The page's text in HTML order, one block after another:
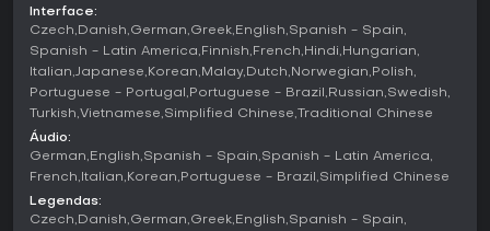
estilos de jogo exclusivos, incentivando abordagens
diferentes para expansão e combate. As batalhas exigem
posicionamento de infantaria, cavalaria, arqueiros e
equipamentos de cerco, com adaptação ao terreno e à
composição inimiga. O combate naval entra em cena
quando os mapas incluem cursos d'água, exigindo
No modo single-player, uma campanha com foco narrativo
guia os novatos por objetivos e mecânicas. Tutoriais
completos explicam desde o reconhecimento até a gestão
econômica e os contra-ataques entre unidades. Jogadores
Interface:
Czech Danish German Greek English Spanish - Spain
Spanish - Latin America Finnish French Hindi Hungarian
Italian Japanese Korean Malay Dutch Norwegian Polish
Portuguese - Portugal
Portuguese - Brazil Russian Swedish
Turkish Vietnamese Simplified Chinese Traditional Chinese
Áudio:
German English Spanish - Spain Spanish - Latin America
French Italian Korean Portuguese - Brazil
Simplified Chinese
Legendas:
Czech Danish German Greek English Spanish - Spain